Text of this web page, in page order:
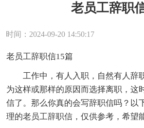
老员工辞职
时间：2024-09-20 14:50:17
老员工辞职信15篇
工作中，有人入职，自然有人辞
为这样或那样的原因而选择离职，这
信了。那么你真的会写辞职信吗？以
理的老员工辞职信，仅供参考，希望